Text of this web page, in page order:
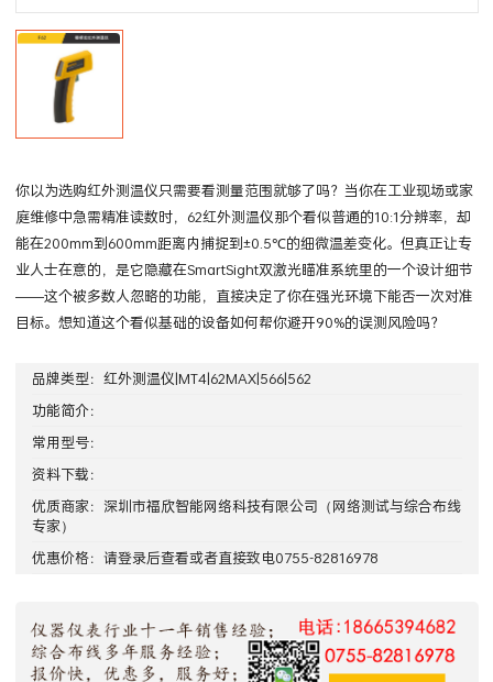
你以为选购红外测温仪只需要看测量范围就够了吗？当你在工业现场或家
庭维修中急需精准读数时，62红外测温仪那个看似普通的10:1分辨率，却
能在200mm到600mm距离内捕捉到±0.5℃的细微温差变化。但真正让专
业人士在意的，是它隐藏在SmartSight双激光瞄准系统里的一个设计细节
——这个被多数人忽略的功能，直接决定了你在强光环境下能否一次对准
目标。想知道这个看似基础的设备如何帮你避开90%的误测风险吗？
品牌类型： 红外测温仪|MT4|62MAX|566|562
功能简介：
常用型号：
资料下载：
优质商家： 深圳市福欣智能网络科技有限公司 （网络测试与综合布线
专家）
优惠价格：请登录后查看或者直接致电0755-82816978